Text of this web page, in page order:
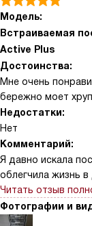
Модель:
Встраиваемая
Active Plus
Достоинства:
Мне очень
бережно моет
Недостатки:
Нет
Комментарий:
Я давно искала
облегчила жизнь
радость от
вместимость на
и праздников я
Читать отзыв
Фотографии и